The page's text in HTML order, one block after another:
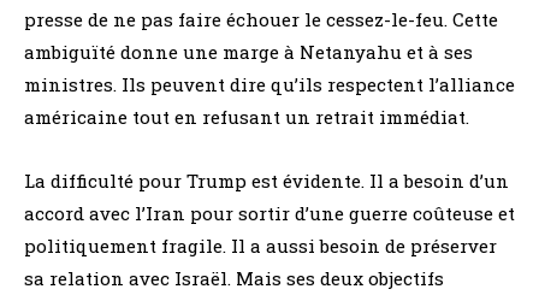
presse de ne pas faire échouer le cessez-le-feu. Cette
ambiguïté donne une marge à Netanyahu et à ses
ministres. Ils peuvent dire qu’ils respectent l’alliance
américaine tout en refusant un retrait immédiat.
La difficulté pour Trump est évidente. Il a besoin d’un
accord avec l’Iran pour sortir d’une guerre coûteuse et
politiquement fragile. Il a aussi besoin de préserver
sa relation avec Israël. Mais ses deux objectifs